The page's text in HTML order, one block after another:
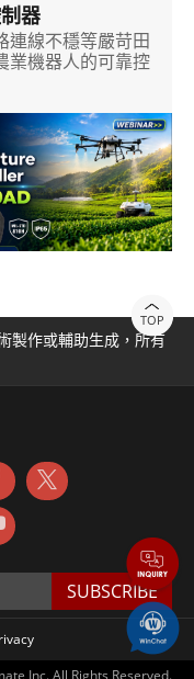
器
連線不穩等嚴苛田
業機器人的可靠控
TOP
製作或輔助生成，所有
Inc. All Rights Reserved.